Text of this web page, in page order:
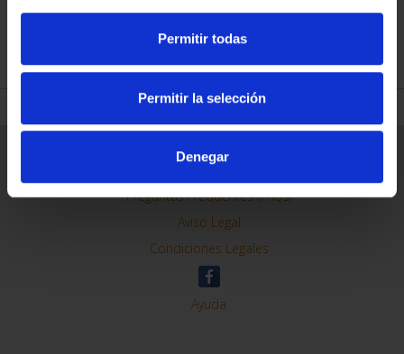
Permitir todas
Permitir la selección
Denegar
REFINAR
Información General
Contacto
Preguntas Frequentes (FAQs)
Aviso Legal
Condiciones Legales
Ayuda